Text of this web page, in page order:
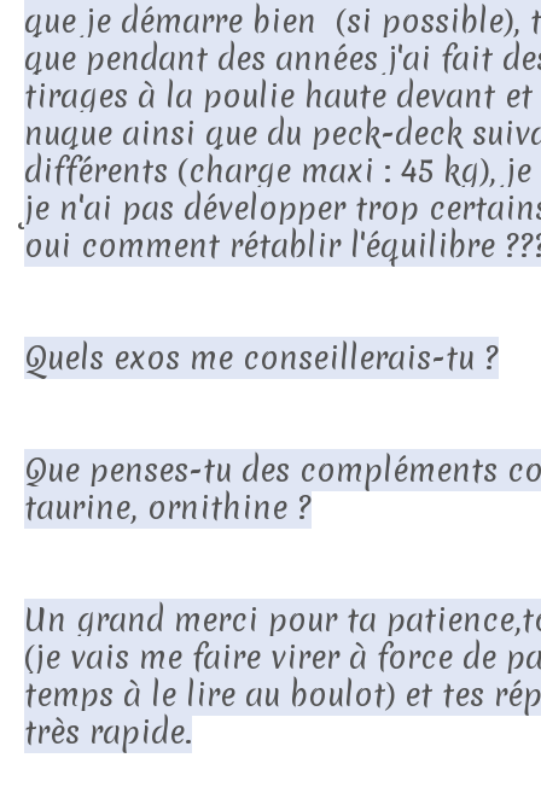
que je démarre bien (si possible),
que pendant des années j'ai fait
tirages à la poulie haute devant
nuque ainsi que du peck-deck
différents (charge maxi : 45 kg), je
je n'ai pas développer trop
oui comment rétablir l'équilibre
Quels exos me conseillerais-tu ?
Que penses-tu des compléments
taurine, ornithine ?
Un grand merci pour ta
(je vais me faire virer à force de
temps à le lire au boulot) et tes
très rapide.